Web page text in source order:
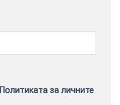
Политиката за личните